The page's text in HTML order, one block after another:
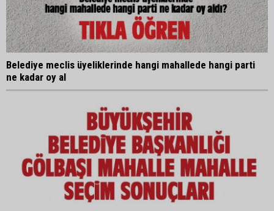
Belediye meclis üyeliklerinde hangi mahallede hangi parti
ne kadar oy al